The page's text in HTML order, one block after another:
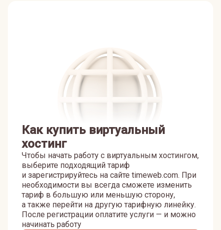
Как купить виртуальный
хостинг
Чтобы начать работу с виртуальным хостингом,
выберите подходящий тариф
и зарегистрируйтесь на сайте timeweb.com. При
необходимости вы всегда сможете изменить
тариф в большую или меньшую сторону,
а также перейти на другую тарифную линейку.
После регистрации оплатите услуги — и можно
начинать работу